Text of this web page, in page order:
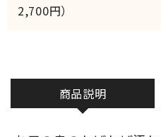
商品説明
2,700円）